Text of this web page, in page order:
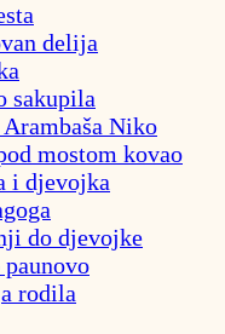
delija
sakupila
Niko
mostom kovao
i djevojka
do djevojke
rodila